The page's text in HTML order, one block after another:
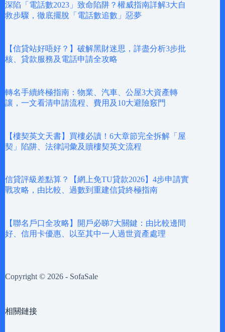
深陷「電話數2023」致命陷阱？權威指南詳解3大自
救步驟，徹底擺脫「電話數追數」惡夢
【信貸站好唔好？】破解黑財迷思，詳盡分析3步批
核、貸款服務及電話申請全攻略
轉名手續終極指南：物業、汽車、公屋3大資產轉
讓，一文看清申請流程、費用及10大避險竅門
【樓契英文天書】買樓必讀！6大章節完全拆解「屋
契」陷阱、法律詞彙及贖樓契英文流程
信貸評級差點算？【網上免TU貸款2026】4步申請實
戰攻略，由比較、過數到重建信貸終極指南
【聯名戶口全攻略】開戶必睇7大關鍵：由比較邊間
好、信用卡優惠、以至其中一人過世資產處理
Copyright © 2026 - SofaSale
相關鏈接